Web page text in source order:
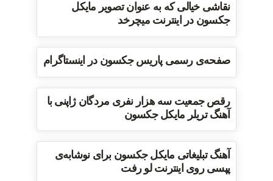
نقاشی خیالی که به عنوان تصویر مایکل
جکسون در اینترنت میچرخد
صفحه‌ی رسمی پاریس جکسون در اینستاگرام
رقص جمعیت سه هزار نفری مردگان ژاپنی با
آهنگ تریلر مایکل جکسون
آهنگ تبلیغاتی مایکل جکسون برای نوشابه‌ی
پپسی روی اینترنت لو رفت